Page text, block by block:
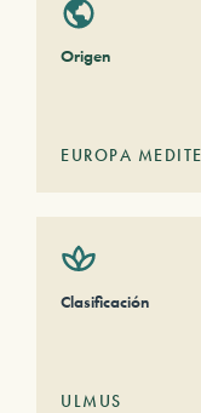
Origen
EUROPA
Clasificación
ULMUS